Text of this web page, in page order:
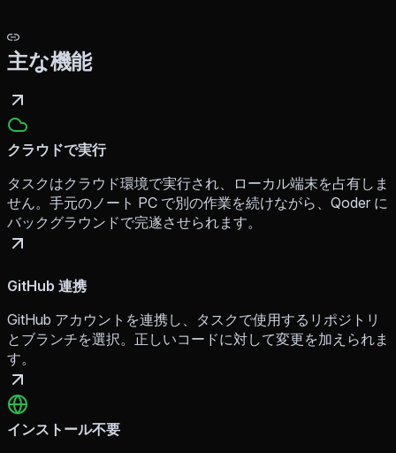
主な機能
クラウドで実行
タスクはクラウド環境で実行され、ローカル端末を占有しま
せん。手元のノート PC で別の作業を続けながら、Qoder に
バックグラウンドで完遂させられます。
GitHub 連携
GitHub アカウントを連携し、タスクで使用するリポジトリ
とブランチを選択。正しいコードに対して変更を加えられま
す。
インストール不要